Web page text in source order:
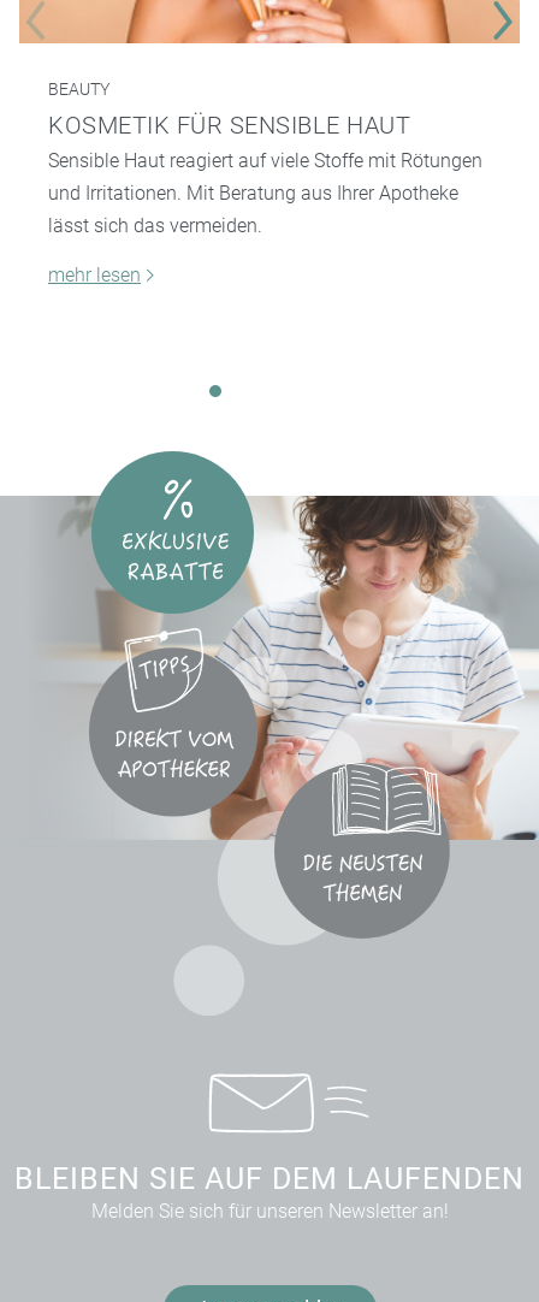
BEAUTY
KOSMETIK FÜR SENSIBLE HAUT
Sensible Haut reagiert auf viele Stoffe mit Rötungen
und Irritationen. Mit Beratung aus Ihrer Apotheke
lässt sich das vermeiden.
mehr lesen
BLEIBEN SIE AUF DEM LAUFENDEN
Melden Sie sich für unseren Newsletter an!